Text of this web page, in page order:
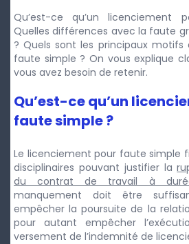
Qu’est-ce qu’un licenciement
Quelles différences avec la faute
? Quels sont les principaux
faute simple ? On vous explique
vous avez besoin de retenir.
Qu’est-ce qu’un
faute simple ?
Le licenciement pour faute simple
disciplinaires pouvant justifier la
du contrat de travail à
manquement doit être
empêcher la poursuite de la
pour autant empêcher
versement de l’indemnité de